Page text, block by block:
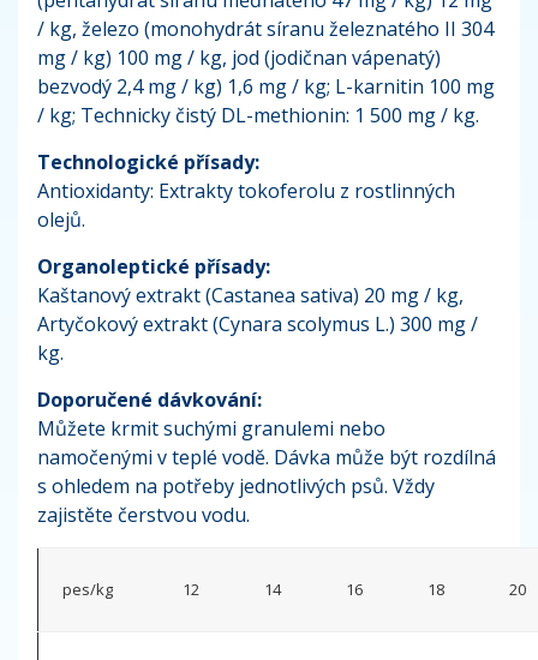
/ kg, železo (monohydrát síranu železnatého II 304
mg / kg) 100 mg / kg, jod (jodičnan vápenatý)
bezvodý 2,4 mg / kg) 1,6 mg / kg; L-karnitin 100 mg
/ kg; Technicky čistý DL-methionin: 1 500 mg / kg.
Technologické přísady:
Antioxidanty: Extrakty tokoferolu z rostlinných
olejů.
Organoleptické přísady:
Kaštanový extrakt (Castanea sativa) 20 mg / kg,
Artyčokový extrakt (Cynara scolymus L.) 300 mg /
kg.
Doporučené dávkování:
Můžete krmit suchými granulemi nebo
namočenými v teplé vodě. Dávka může být rozdílná
s ohledem na potřeby jednotlivých psů. Vždy
zajistěte čerstvou vodu.
pes/kg 12 14 16 18 20